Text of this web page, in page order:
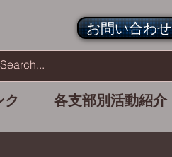
ク 各支部別活動紹介
お問い合わせ